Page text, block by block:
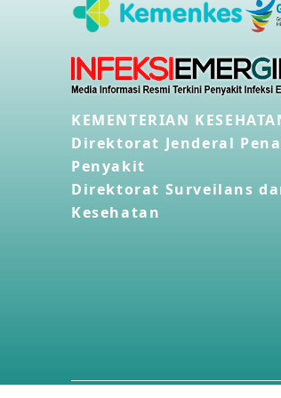
KEMENTERIAN
Direktorat Jenderal
Penyakit
Direktorat Surveilans
Kesehatan